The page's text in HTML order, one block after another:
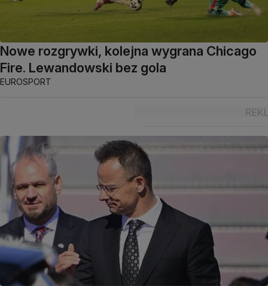
Nowe rozgrywki, kolejna wygrana Chicago
Fire. Lewandowski bez gola
EUROSPORT